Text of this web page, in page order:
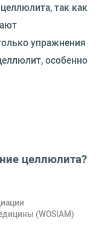
так как
упражнения
особенно
целлюлита?
(WOSIAM)